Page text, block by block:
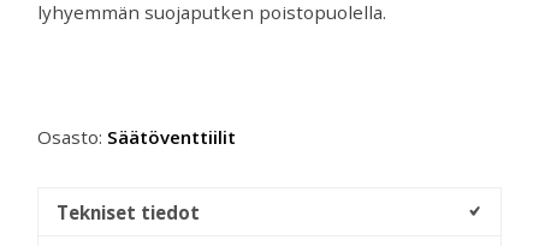
lyhyemmän suojaputken poistopuolella.
Osasto: Säätöventtiilit
Tekniset tiedot